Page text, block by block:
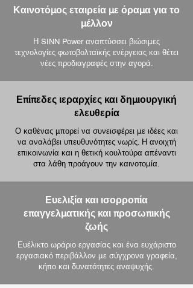
Καινοτόμος εταιρεία με όραμα για το
μέλλον
Η SINN Power αναπτύσσει βιώσιμες
τεχνολογίες φωτοβολταϊκής ενέργειας και θέτει
νέες προδιαγραφές στην αγορά.
Επίπεδες ιεραρχίες και δημιουργική
ελευθερία
Ο καθένας μπορεί να συνεισφέρει με ιδέες και
να αναλάβει υπευθυνότητες νωρίς. Η ανοιχτή
επικοινωνία και η θετική κουλτούρα απέναντι
στα λάθη προάγουν την καινοτομία.
Ευελιξία και ισορροπία
επαγγελματικής και προσωπικής
ζωής
Ευέλικτο ωράριο εργασίας και ένα ευχάριστο
εργασιακό περιβάλλον με σύγχρονα γραφεία,
κήπο και δυνατότητες αναψυχής.